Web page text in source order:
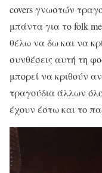
covers γνωστών
μπάντα για το folk
θέλω να δω και να
συνθέσεις αυτή τη
μπορεί να κριθούν
τραγούδια άλλων
έχουν έστω και το